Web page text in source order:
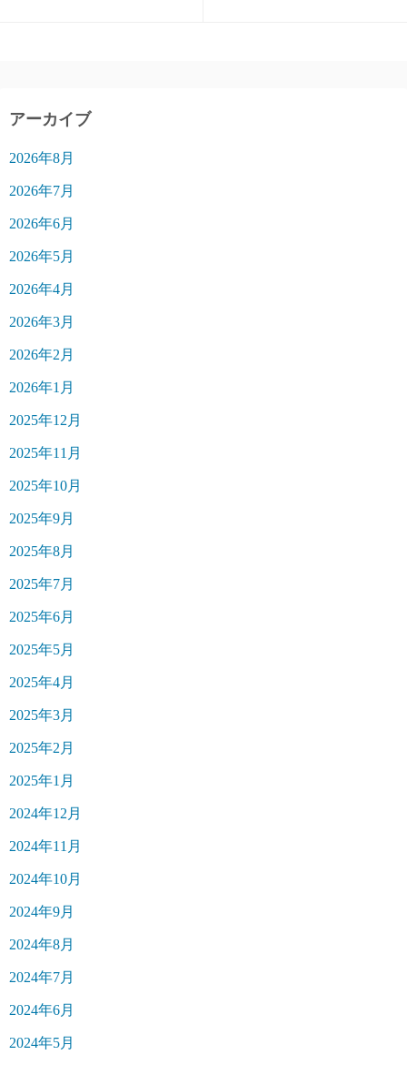
アーカイブ
2026年8月
2026年7月
2026年6月
2026年5月
2026年4月
2026年3月
2026年2月
2026年1月
2025年12月
2025年11月
2025年10月
2025年9月
2025年8月
2025年7月
2025年6月
2025年5月
2025年4月
2025年3月
2025年2月
2025年1月
2024年12月
2024年11月
2024年10月
2024年9月
2024年8月
2024年7月
2024年6月
2024年5月